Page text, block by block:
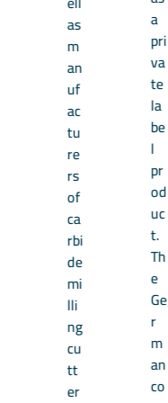
as
m
an
uf
ac
tu
re
rs
of
ca
rbi
de
mi
lli
ng
cu
tt
er
a
pri
va
te
la
be
l
pr
od
uc
t.
Th
e
Ge
r
m
an
co